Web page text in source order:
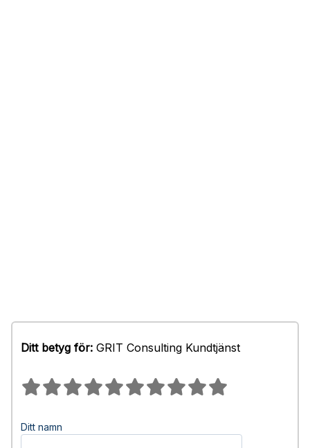
Ditt betyg för: GRIT Consulting Kundtjänst
Ditt namn